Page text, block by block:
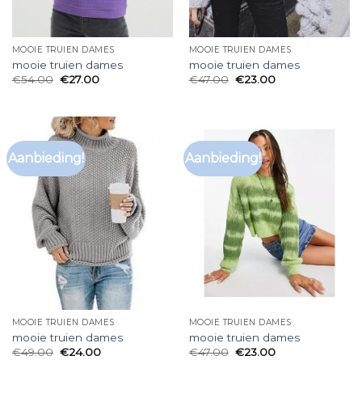
MOOIE TRUIEN DAMES
mooie truien dames
€54.00 €27.00
MOOIE TRUIEN DAMES
mooie truien dames
€47.00 €23.00
Aanbieding!
MOOIE TRUIEN DAMES
mooie truien dames
€49.00 €24.00
Aanbieding!
MOOIE TRUIEN DAMES
mooie truien dames
€47.00 €23.00